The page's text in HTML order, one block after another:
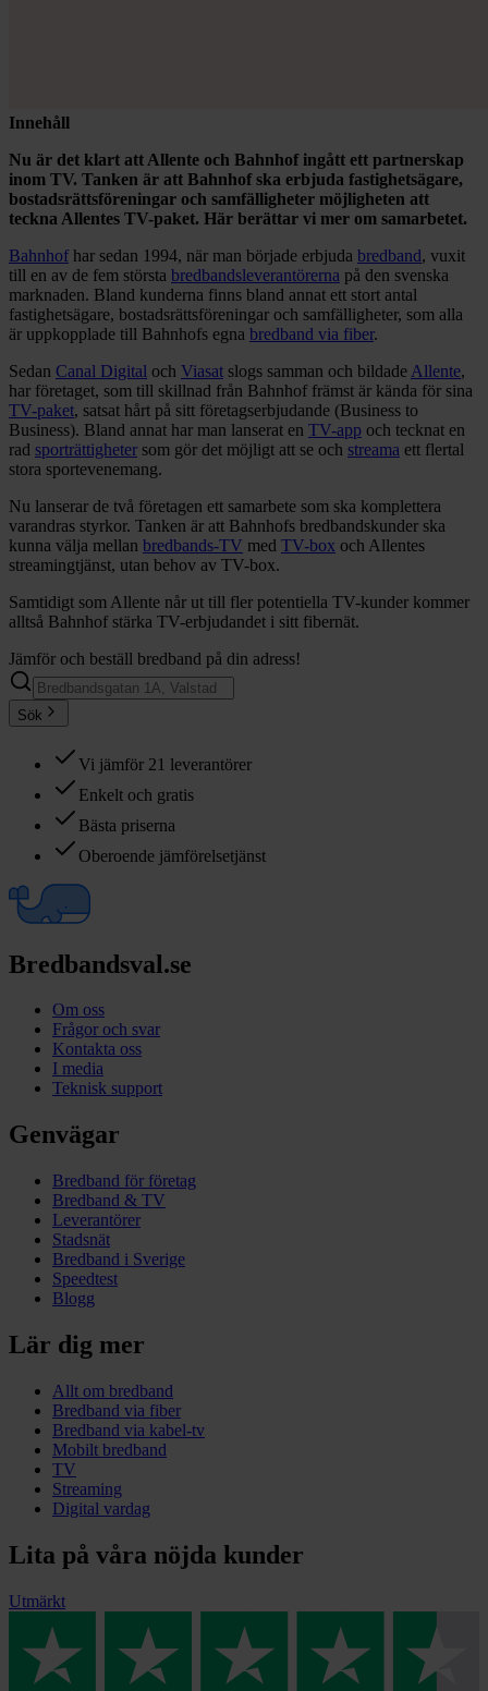
Innehåll
Nu är det klart att Allente och Bahnhof ingått ett partnerskap
inom TV. Tanken är att Bahnhof ska erbjuda fastighetsägare,
bostadsrättsföreningar och samfälligheter möjligheten att
teckna Allentes TV-paket. Här berättar vi mer om samarbetet.
Bahnhof har sedan 1994, när man började erbjuda bredband, vuxit
till en av de fem största bredbandsleverantörerna på den svenska
marknaden. Bland kunderna finns bland annat ett stort antal
fastighetsägare, bostadsrättsföreningar och samfälligheter, som alla
är uppkopplade till Bahnhofs egna bredband via fiber.
Sedan Canal Digital och Viasat slogs samman och bildade Allente,
har företaget, som till skillnad från Bahnhof främst är kända för sina
TV-paket, satsat hårt på sitt företagserbjudande (Business to
Business). Bland annat har man lanserat en TV-app och tecknat en
rad sporträttigheter som gör det möjligt att se och streama ett flertal
stora sportevenemang.
Nu lanserar de två företagen ett samarbete som ska komplettera
varandras styrkor. Tanken är att Bahnhofs bredbandskunder ska
kunna välja mellan bredbands-TV med TV-box och Allentes
streamingtjänst, utan behov av TV-box.
Samtidigt som Allente når ut till fler potentiella TV-kunder kommer
alltså Bahnhof stärka TV-erbjudandet i sitt fibernät.
Jämför och beställ bredband på din adress!
Sök
Vi jämför 21 leverantörer
Enkelt och gratis
Bästa priserna
Oberoende jämförelsetjänst
Bredbandsval.se
Om oss
Frågor och svar
Kontakta oss
I media
Teknisk support
Genvägar
Bredband för företag
Bredband & TV
Leverantörer
Stadsnät
Bredband i Sverige
Speedtest
Blogg
Lär dig mer
Allt om bredband
Bredband via fiber
Bredband via kabel-tv
Mobilt bredband
TV
Streaming
Digital vardag
Lita på våra nöjda kunder
Utmärkt